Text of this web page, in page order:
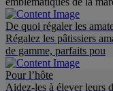
De quoi régaler les
Régalez les pâtissiers
de gamme, parfaits pou
Pour l’hôte
Aidez-les à élever leurs